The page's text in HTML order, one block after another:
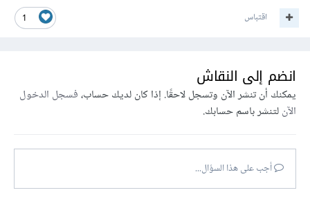
1 اقتباس
انضم إلى النقاش
يمكنك أن تنشر الآن وتسجل لاحقًا. إذا كان لديك حساب،فسجل الدخول
الآنلتنشر باسم حسابك.
أجب على هذا السؤال...